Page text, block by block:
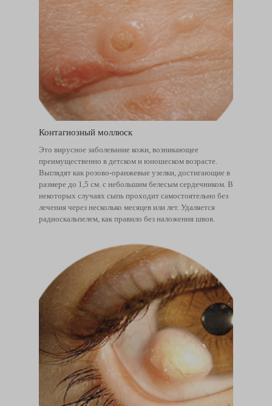
Контагиозный моллюск
Это вирусное заболевание кожи, возникающее
преимущественно в детском и юношеском возрасте.
Выглядят как розово-оранжевые узелки, достигающие в
размере до 1,5 см. с небольшим белесым сердечником. В
некоторых случаях сыпь проходит самостоятельно без
лечения через несколько месяцев или лет. Удаляется
радиоскальпелем, как правило без наложения швов.